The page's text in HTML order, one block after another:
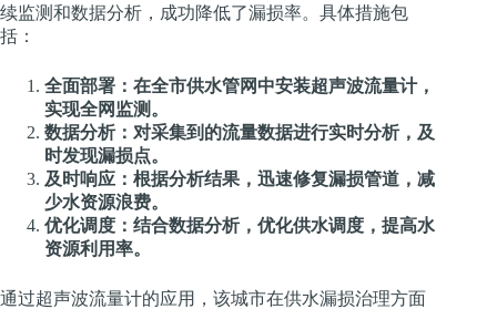
续监测和数据分析，成功降低了漏损率。具体措施包
括：
全面部署：在全市供水管网中安装超声波流量计，
实现全网监测。
数据分析：对采集到的流量数据进行实时分析，及
时发现漏损点。
及时响应：根据分析结果，迅速修复漏损管道，减
少水资源浪费。
优化调度：结合数据分析，优化供水调度，提高水
资源利用率。
通过超声波流量计的应用，该城市在供水漏损治理方面